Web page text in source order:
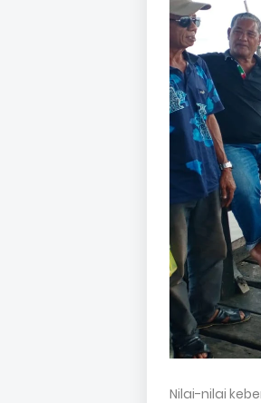
Nilai-nilai